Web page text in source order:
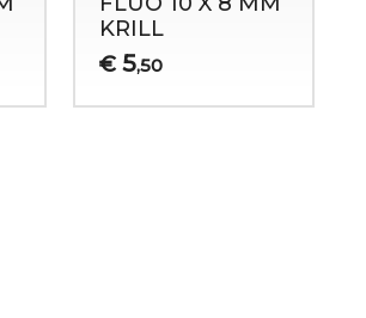
KRILL
€ 5,50